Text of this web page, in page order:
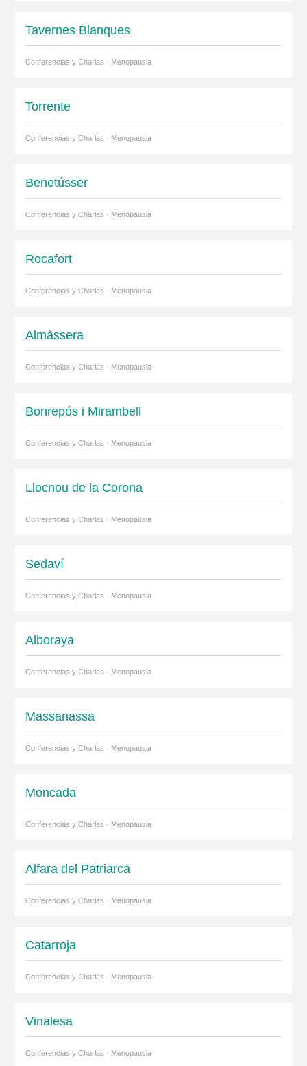
Tavernes Blanques
Conferencias y Charlas · Menopausia
Torrente
Conferencias y Charlas · Menopausia
Benetússer
Conferencias y Charlas · Menopausia
Rocafort
Conferencias y Charlas · Menopausia
Almàssera
Conferencias y Charlas · Menopausia
Bonrepós i Mirambell
Conferencias y Charlas · Menopausia
Llocnou de la Corona
Conferencias y Charlas · Menopausia
Sedaví
Conferencias y Charlas · Menopausia
Alboraya
Conferencias y Charlas · Menopausia
Massanassa
Conferencias y Charlas · Menopausia
Moncada
Conferencias y Charlas · Menopausia
Alfara del Patriarca
Conferencias y Charlas · Menopausia
Catarroja
Conferencias y Charlas · Menopausia
Vinalesa
Conferencias y Charlas · Menopausia